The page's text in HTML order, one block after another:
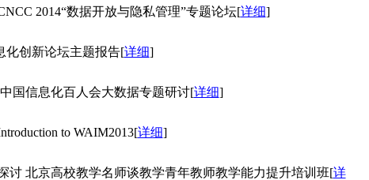
2014“数据开放与隐私管理”专题论坛[详细]
化创新论坛主题报告[详细]
国信息化百人会大数据专题研讨[详细]
to WAIM2013[详细]
讨 北京高校教学名师谈教学青年教师教学能力提升培训班[详